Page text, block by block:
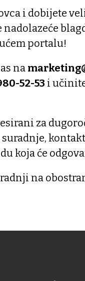
i dobijete
nadolazeće
portalu!
na
52-53 i
za
koja će
na